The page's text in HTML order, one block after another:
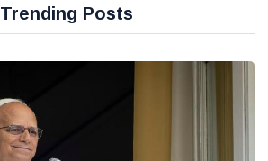
Trending Posts